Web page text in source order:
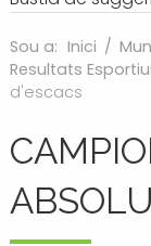
Sou a: Inici /
Resultats
d'escacs